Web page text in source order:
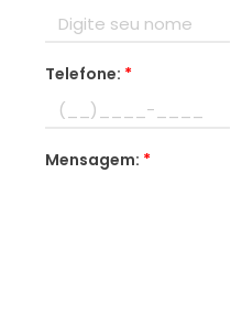
Telefone: *
Mensagem: *